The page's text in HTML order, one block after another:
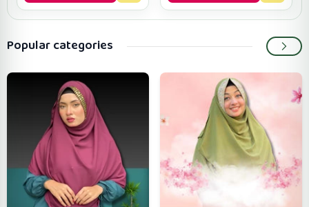
Popular categories